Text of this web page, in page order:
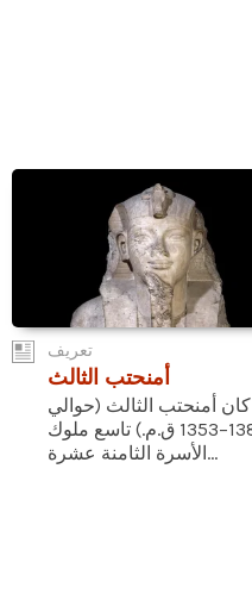
تعريف
أمنحتب الثالث
كان أمنحتب الثالث (حوالي
1386–1353 ق.م.) تاسع ملوك
الأسرة الثامنة عشرة...